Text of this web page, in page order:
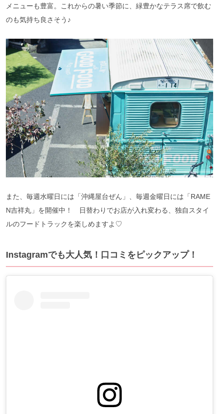
メニューも豊富。これからの暑い季節に、緑豊かなテラス席で飲む
のも気持ち良さそう♪
また、毎週水曜日には「沖縄屋台ぜん」、毎週金曜日には「RAME
N吉祥丸」を開催中！
日替わりでお店が入れ変わる、独自スタイ
ルのフードトラックを楽しめますよ♡
Instagramでも大人気！口コミをピックアップ！